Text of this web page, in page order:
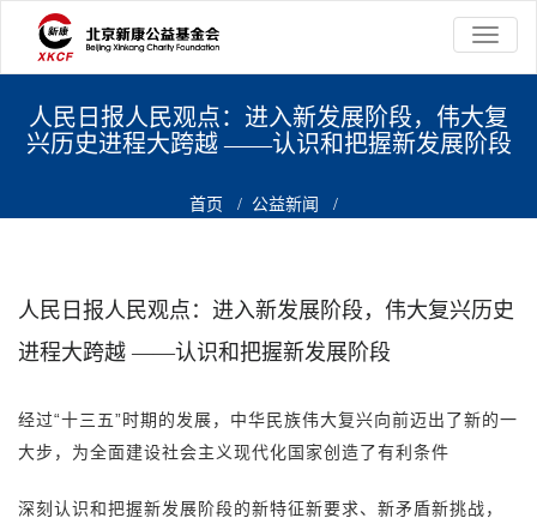
切
换
航
人民日报人民观点：进入新发展阶段，伟大复
兴历史进程大跨越 ——认识和把握新发展阶段
首页 / 公益新闻
/
人民日报人民观点：进入新发展阶段，伟大复兴历史
进程大跨越 ——认识和把握新发展阶段
经过“十三五”时期的发展，中华民族伟大复兴向前迈出了新的一
大步，为全面建设社会主义现代化国家创造了有利条件
深刻认识和把握新发展阶段的新特征新要求、新矛盾新挑战，